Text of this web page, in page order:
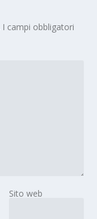
I campi obbligatori
Sito web